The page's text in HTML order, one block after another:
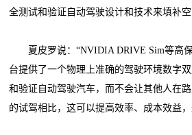
全测试和验证自动驾驶设计和技术来填补空
夏皮罗说：“NVIDIA DRIVE Sim等高
台提供了一个物理上准确的驾驶环境数字
和验证自动驾驶汽车，而不会让其他人在
的试驾相比，这可以提高效率、成本效益